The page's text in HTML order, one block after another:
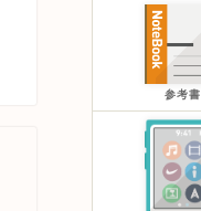
参考書